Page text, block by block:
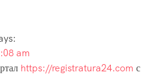
am
https://registratura24.com с